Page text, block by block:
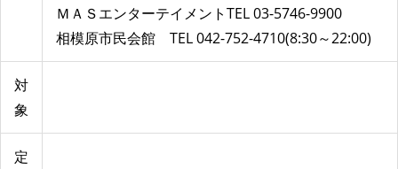
ＭＡＳエンターテイメントTEL 03-5746-9900
相模原市民会館 TEL 042-752-4710(8:30～22:00)
対
象
定